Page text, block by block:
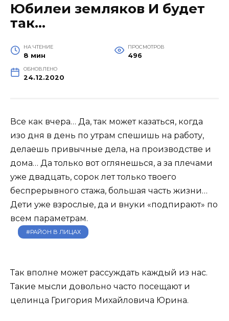
Юбилеи земляков И будет
так…
НА ЧТЕНИЕ
8 мин
ПРОСМОТРОВ
496
ОБНОВЛЕНО
24.12.2020
Все как вчера… Да, так может казаться, когда
изо дня в день по утрам спешишь на работу,
делаешь привычные дела, на производстве и
дома… Да только вот оглянешься, а за плечами
уже двадцать, сорок лет только твоего
беспрерывного стажа, большая часть жизни…
Дети уже взрослые, да и внуки «подпирают» по
всем параметрам.
#РАЙОН В ЛИЦАХ
Так вполне может рассуждать каждый из нас.
Такие мысли довольно часто посещают и
целинца Григория Михайловича Юрина.